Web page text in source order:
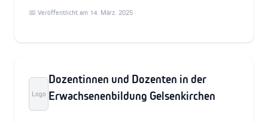
📅 Veröffentlicht am 14. März. 2025
Logo
Dozentinnen und Dozenten in der
Erwachsenenbildung Gelsenkirchen